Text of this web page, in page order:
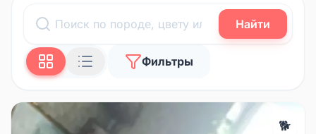
Найти
Фильтры
🐕